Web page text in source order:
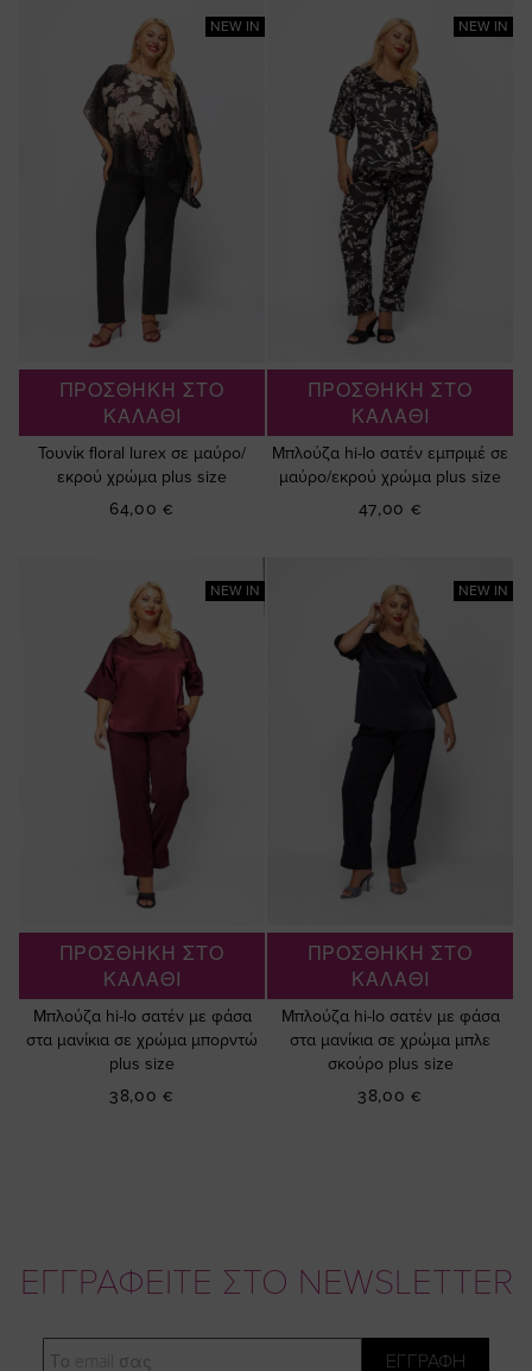
NEW IN
ΠΡΟΣΘΗΚΗ ΣΤΟ
ΚΑΛΑΘΙ
Τουνίκ floral lurex σε μαύρο/
εκρού χρώμα plus size
64,00 €
NEW IN
ΠΡΟΣΘΗΚΗ ΣΤΟ
ΚΑΛΑΘΙ
Μπλούζα hi-lo σατέν εμπριμέ σε
μαύρο/εκρού χρώμα plus size
47,00 €
NEW IN
ΠΡΟΣΘΗΚΗ ΣΤΟ
ΚΑΛΑΘΙ
Μπλούζα hi-lo σατέν με φάσα
στα μανίκια σε χρώμα μπορντώ
plus size
38,00 €
NEW IN
ΠΡΟΣΘΗΚΗ ΣΤΟ
ΚΑΛΑΘΙ
Μπλούζα hi-lo σατέν με φάσα
στα μανίκια σε χρώμα μπλε
σκούρο plus size
38,00 €
ΕΓΓΡΑΦΕΙΤΕ ΣΤΟ NEWSLETTER
Email
ΕΓΓΡΑΦΗ